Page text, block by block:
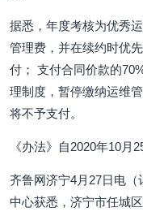
据悉，年度考核为优秀
管理费，并在续约时优
付； 支付合同价款的
理制度，暂停缴纳运维
将不予支付。
《办法》自2020年10月
齐鲁网济宁4月27日电
中心获悉，济宁市任城